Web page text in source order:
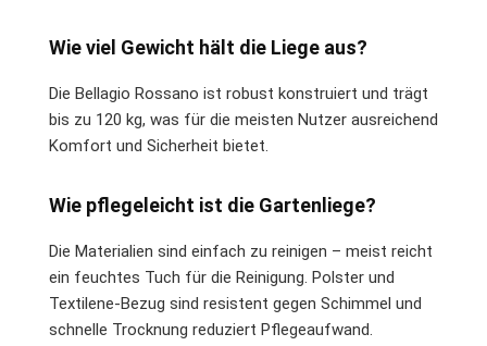
Wie viel Gewicht hält die Liege aus?
Die Bellagio Rossano ist robust konstruiert und trägt
bis zu 120 kg, was für die meisten Nutzer ausreichend
Komfort und Sicherheit bietet.
Wie pflegeleicht ist die Gartenliege?
Die Materialien sind einfach zu reinigen – meist reicht
ein feuchtes Tuch für die Reinigung. Polster und
Textilene-Bezug sind resistent gegen Schimmel und
schnelle Trocknung reduziert Pflegeaufwand.